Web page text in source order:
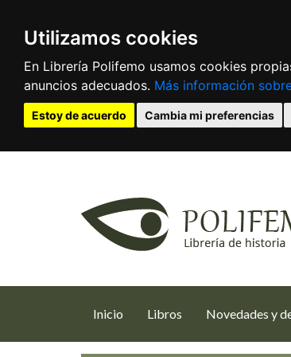
Utilizamos cookies
En Librería Polifemo usamos cookies
anuncios adecuados. Más información
Estoy de acuerdo Cambia mi preferencias
Inicio (current)
Libros Novedades y